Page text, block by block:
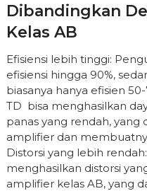
Dibandingkan
Kelas AB
Efisiensi lebih tinggi:
efisiensi hingga 90%,
biasanya hanya efisien
TD bisa menghasilkan
panas yang rendah,
amplifier dan
Distorsi yang lebih
menghasilkan distorsi
amplifier kelas AB, yang